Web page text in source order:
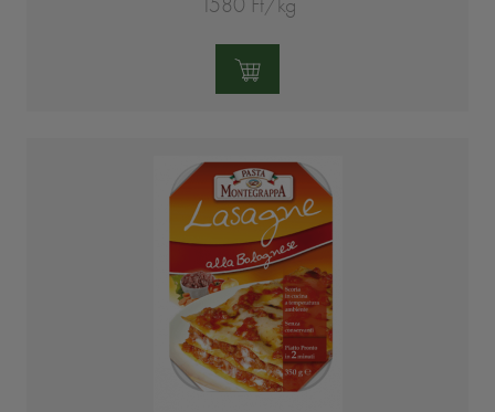
1580 Ft/kg
Mennyiség: